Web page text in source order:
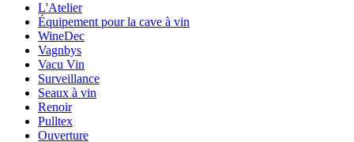
Général
Modèle095512-5
Dimensions (LxHxP cm)
Poids (kg)0.6
Hauteur (cm)
Largeur (cm)
Profondeur (cm)
L'Atelier
Équipement pour la cave à vin
WineDec
Vagnbys
Vacu Vin
Surveillance
Seaux à vin
Renoir
Pulltex
Ouverture